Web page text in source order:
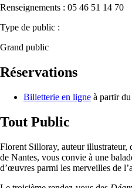
Renseignements : 05 46 51 14 70
Type de public :
Grand public
Réservations
Billetterie en ligne à partir
Tout Public
Florent Silloray, auteur illustrateur,
de Nantes, vous convie à une
d’œuvres parmi les merveilles de